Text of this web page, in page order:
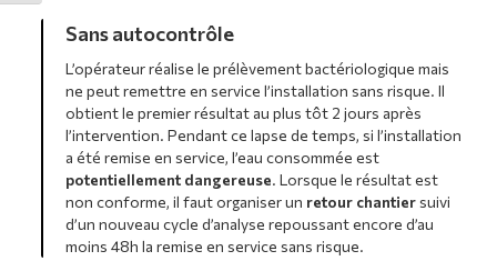
Sans autocontrôle
L’opérateur réalise le prélèvement bactériologique mais
ne peut remettre en service l’installation sans risque. Il
obtient le premier résultat au plus tôt 2 jours après
l’intervention. Pendant ce lapse de temps, si l’installation
a été remise en service, l’eau consommée est
potentiellement dangereuse. Lorsque le résultat est
non conforme, il faut organiser un retour chantier suivi
d’un nouveau cycle d’analyse repoussant encore d’au
moins 48h la remise en service sans risque.